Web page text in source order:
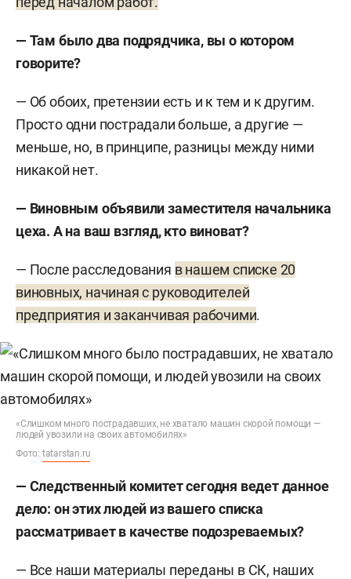
— Там было два подрядчика, вы о котором
говорите?
— Об обоих, претензии есть и к тем и к другим.
Просто одни пострадали больше, а другие —
меньше, но, в принципе, разницы между ними
никакой нет.
— Виновным объявили заместителя начальника
цеха. А на ваш взгляд, кто виноват?
— После расследования в нашем списке 20
виновных, начиная с руководителей
предприятия и заканчивая рабочими.
«Слишком много пострадавших, не хватало машин скорой помощи —
людей увозили на своих автомобилях»
Фото: tatarstan.ru
— Следственный комитет сегодня ведет данное
дело: он этих людей из вашего списка
рассматривает в качестве подозреваемых?
— Все наши материалы переданы в СК, наших